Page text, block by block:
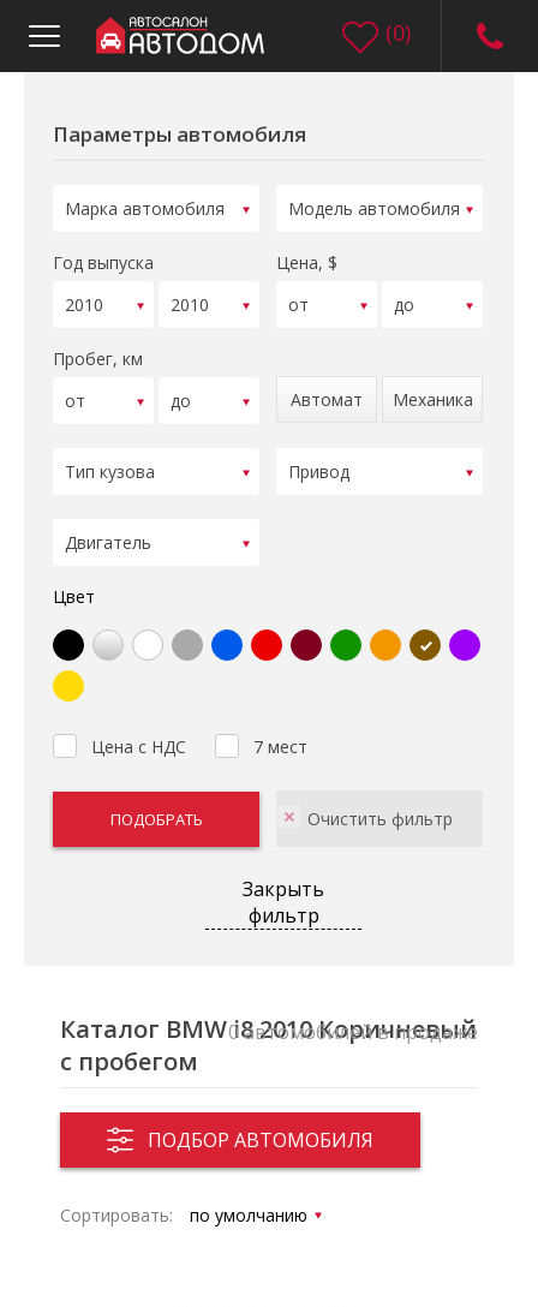
(0)
Параметры автомобиля
Год выпуска Цена, $
Пробег, км
Автомат
Механика
Цвет
Цена с НДС 7 мест
Закрыть
фильтр
Каталог BMW i8 2010 Коричневый
с пробегом
ПОДБОР АВТОМОБИЛЯ
0 автомобилей в продаже
Сортировать: